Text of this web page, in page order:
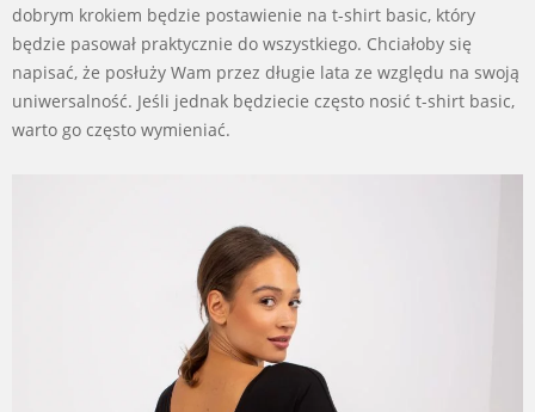
dobrym krokiem będzie postawienie na t-shirt basic, który
będzie pasował praktycznie do wszystkiego. Chciałoby się
napisać, że posłuży Wam przez długie lata ze względu na swoją
uniwersalność. Jeśli jednak będziecie często nosić t-shirt basic,
warto go często wymieniać.